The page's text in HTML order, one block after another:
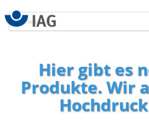
Hier gibt es
Produkte. Wir